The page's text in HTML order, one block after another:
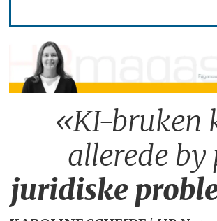
«KI-bruken
allerede by
juridiske